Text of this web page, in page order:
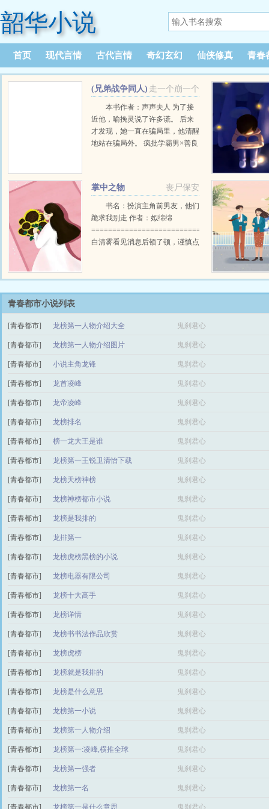
韶华小说
首页 现代言情 古代言情 奇幻玄幻 仙侠修真 青春
走一个崩一个
(兄弟战争同人)
梦境本书作者：声声夫人 为了接
近他，喻挽灵说了许多谎。 后来
才发现，她一直在骗局里，他清醒
地站在骗局外。 疯批学霸男×善良
角视角喻挽灵江斯澄配角接档文
一句话简介：疯批学霸男×善良老
实女 立意：- 第1章 处暑（一）他
曾经是问题儿童…… 农历七月
半，过中元，祭亡魂。 附近的居
丧尸保安
掌中之物
书名：扮演主角前男友，他们
跪求我别走 作者：姒绵绵
白清雾看见消息后顿了顿，谨慎点
上，伴随着喘息，一举一动都充满
耳尖通红。 系统声音响起： 白清
雾抹了把脸，“有点刺激，要不咱
青春都市小说列表
[青春都市] 龙榜第一人物介绍大全 鬼刹君心
[青春都市] 龙榜第一人物介绍图片 鬼刹君心
[青春都市] 小说主角龙锋 鬼刹君心
[青春都市] 龙首凌峰 鬼刹君心
[青春都市] 龙帝凌峰 鬼刹君心
[青春都市] 龙榜排名 鬼刹君心
[青春都市] 榜一龙大王是谁 鬼刹君心
[青春都市] 龙榜第一王锐卫清怡下载 鬼刹君心
[青春都市] 龙榜天榜神榜 鬼刹君心
[青春都市] 龙榜神榜都市小说 鬼刹君心
[青春都市] 龙榜是我排的 鬼刹君心
[青春都市] 龙排第一 鬼刹君心
[青春都市] 龙榜虎榜黑榜的小说 鬼刹君心
[青春都市] 龙榜电器有限公司 鬼刹君心
[青春都市] 龙榜十大高手 鬼刹君心
[青春都市] 龙榜详情 鬼刹君心
[青春都市] 龙榜书书法作品欣赏 鬼刹君心
[青春都市] 龙榜虎榜 鬼刹君心
[青春都市] 龙榜就是我排的 鬼刹君心
[青春都市] 龙榜是什么意思 鬼刹君心
[青春都市] 龙榜第一小说 鬼刹君心
[青春都市] 龙榜第一人物介绍 鬼刹君心
[青春都市] 龙榜第一:凌峰,横推全球 鬼刹君心
[青春都市] 龙榜第一强者 鬼刹君心
[青春都市] 龙榜第一名 鬼刹君心
[青春都市] 龙榜第一是什么意思 鬼刹君心